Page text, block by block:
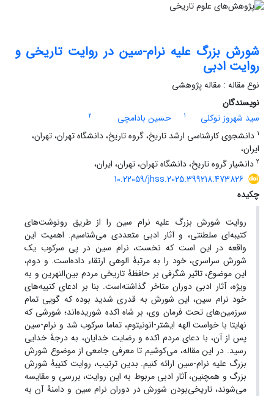
شورش بزرگ علیه نرام-سین در روایت تاریخی و
روایت ادبی
نوع مقاله : مقاله پژوهشی
نویسندگان
سید شهروز توکلی
1 حسین بادامچی
2
1 دانشجوی کارشناسی ارشد تاریخ، گروه تاریخ، دانشگاه تهران، تهران،
ایران،
2 دانشیار گروه تاریخ، دانشگاه تهران، تهران، ایران،
10.22059/jhss.2025.399218.473826
چکیده
روایت شورش بزرگ علیه نرام سین را از طریق رونوشت‌های
کتیبه‌ای سلطنتی، و آثار ادبی متعددی می‌شناسیم. اهمیت این
واقعه در این است که نخست، نرام سین در پی سرکوب یک
شورش سراسری، خود را به مرتبۀ الوهی ارتقاء داده‌است. و دوم،
این موضوع، تاثیر شگرفی بر حافظۀ تاریخی مردم بین‌النهرین و به
ویژه، آثار ادبی دوران متاخر گذاشته‌است. بنا بر ادعای کتیبه‌های
خود نرام سین، این شورش به قدری شدید بوده که گویی تمام
سرزمین‌های تحت فرمان وی، بر شاه اکده شوریده‌اند؛ شورشی که
نهایتا با خواست الهه ایشتر-انونیتوم، تماما سرکوب شد و نرام-سین
پس از آن، با دعای مردم اکده و رضایت خدایان، به درجۀ خدایی
رسید. در این مقاله، می‌کوشیم تا معرفی جامعی از موضوع شورش
بزرگ علیه نرام-سین ارائه کنیم. بدین ترتیب، روایت کتیبۀ شورش
بزرگ و همچنین، آثار ادبی مربوط به این روایت، بررسی و مقایسه
می‌شوند، تاریخی‌بودن شورش در دوران نرام سین و دامنۀ آن به